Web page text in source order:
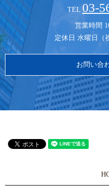
TEL 03-
営業時間
定休日 水曜日（
お問い合